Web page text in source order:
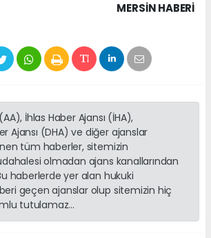
MERSIN HABERİ
İhlas Haber Ajansı (İHA),
Ajansı (DHA) ve diğer ajanslar
tüm haberler, sitemizin
olmadan ajans kanallarından
haberlerde yer alan hukuki
geçen ajanslar olup sitemizin hiç
tutulamaz...